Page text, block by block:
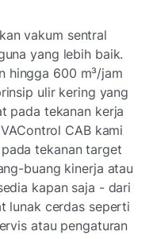
vakum sentral
yang lebih baik.
hingga 600 m³/jam
ulir kering yang
pada tekanan kerja
CAB kami
tekanan target
buang kinerja atau
kapan saja - dari
lunak cerdas seperti
atau pengaturan